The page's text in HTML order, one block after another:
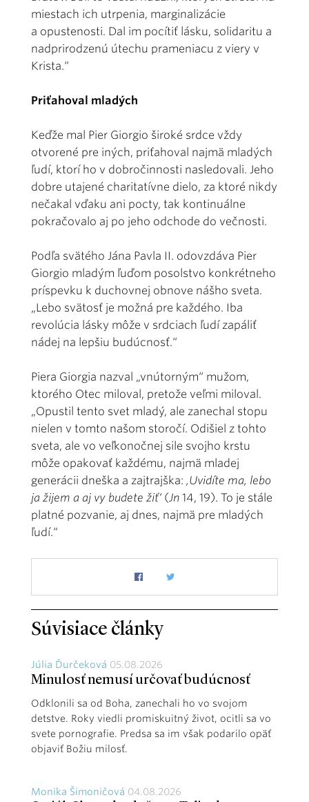
miestach ich utrpenia, marginalizácie
a opustenosti. Dal im pocítiť lásku, solidaritu a
nadprirodzenú útechu prameniacu z viery v
Krista.“
Priťahoval mladých
Keďže mal Pier Giorgio široké srdce vždy
otvorené pre iných, priťahoval najmä mladých
ľudí, ktorí ho v dobročinnosti nasledovali. Jeho
dobre utajené charitatívne dielo, za ktoré nikdy
nečakal vďaku ani pocty, tak kontinuálne
pokračovalo aj po jeho odchode do večnosti.
Podľa svätého Jána Pavla II. odovzdáva Pier
Giorgio mladým ľuďom posolstvo konkrétneho
príspevku k duchovnej obnove nášho sveta.
„Lebo svätosť je možná pre každého. Iba
revolúcia lásky môže v srdciach ľudí zapáliť
nádej na lepšiu budúcnosť.“
Piera Giorgia nazval „vnútorným“ mužom,
ktorého Otec miloval, pretože veľmi miloval.
„Opustil tento svet mladý, ale zanechal stopu
nielen v tomto našom storočí. Odišiel z tohto
sveta, ale vo veľkonočnej sile svojho krstu
môže opakovať každému, najmä mladej
generácii dneška a zajtrajška: ,Uvidíte ma, lebo
ja žijem a aj vy budete žiť‘ (Jn 14, 19). To je stále
platné pozvanie, aj dnes, najmä pre mladých
ľudí.“
Súvisiace články
Júlia Ďurčeková 05.08.2026
Minulosť nemusí určovať budúcnosť
Odklonili sa od Boha, zanechali ho vo svojom
detstve. Roky viedli promiskuitný život, ocitli sa vo
svete pornografie. Predsa sa im však podarilo opäť
objaviť Božiu milosť.
Monika Šimoničová 04.08.2026